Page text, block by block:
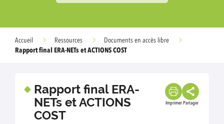
Accueil Ressources
Documents en accès libre
Rapport final ERA-NETs et ACTIONS COST
Rapport final ERA-
NETs et ACTIONS
COST
Imprimer Partager